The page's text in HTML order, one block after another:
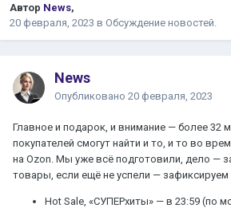
Автор News,
20 февраля, 2023 в Обсуждение новостей.
News
Опубликовано 20 февраля, 2023
Главное и подарок, и внимание — более 32
покупателей смогут найти и то, и то во
на Ozon. Мы уже всё подготовили, дело —
товары, если ещё не успели — зафиксируем
Hot Sale, «СУПЕРхиты» — в 23:59 (по